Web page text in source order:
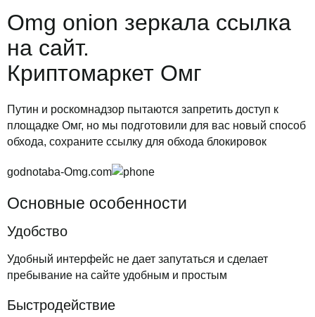
Omg onion зеркала ссылка
на сайт.
Криптомаркет Омг
Путин и роскомнадзор пытаются запретить доступ к
площадке Омг, но мы подготовили для вас новый способ
обхода, сохраните ссылку для обхода блокировок
godnotaba-Omg.com
Основные особенности
Удобство
Удобный интерфейс не дает запутаться и сделает
пребывание на сайте удобным и простым
Быстродействие